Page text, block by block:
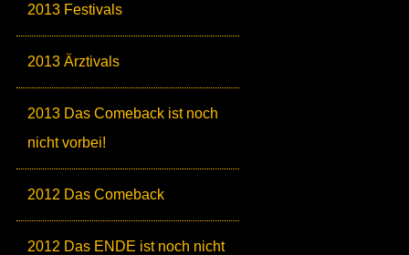
2013 Festivals
2013 Ärztivals
2013 Das Comeback ist noch
nicht vorbei!
2012 Das Comeback
2012 Das ENDE ist noch nicht